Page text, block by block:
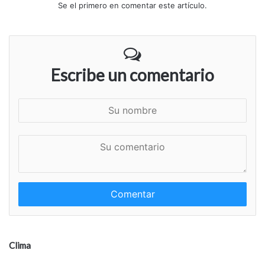
Se el primero en comentar este artículo.
Escribe un comentario
e
n
a
Clima